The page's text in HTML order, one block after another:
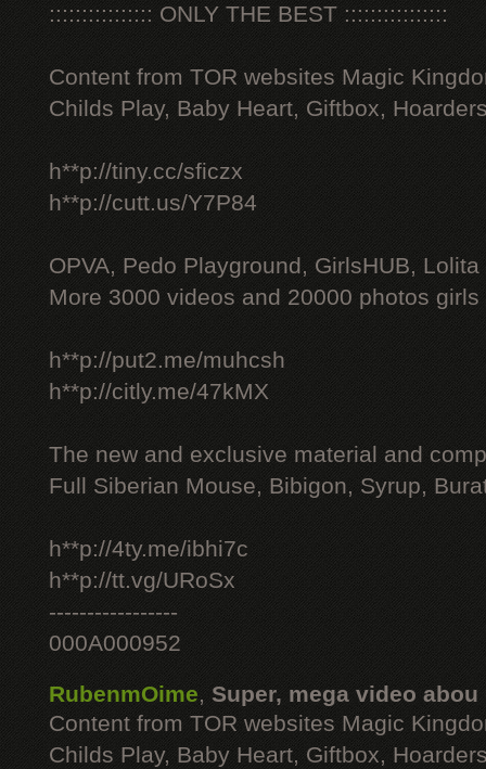
:::::::::::::::: ONLY THE BEST ::::::::::::::::
Content from TOR websites Magic
Childs Play, Baby Heart, Giftbox,
h**p://tiny.cc/sficzx
h**p://cutt.us/Y7P84
OPVA, Pedo Playground, GirlsHUB, Lolita
More 3000 videos and 20000 photos
h**p://put2.me/muhcsh
h**p://citly.me/47kMX
The new and exclusive material and
Full Siberian Mouse, Bibigon, Syrup,
h**p://4ty.me/ibhi7c
h**p://tt.vg/URoSx
-----------------
000A000952
RubenmOime, Super, mega video abou
Content from TOR websites Magic
Childs Play, Baby Heart, Giftbox,